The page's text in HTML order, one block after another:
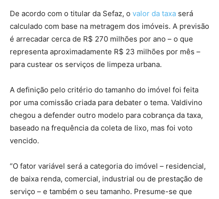
De acordo com o titular da Sefaz, o valor da taxa será
calculado com base na metragem dos imóveis. A previsão
é arrecadar cerca de R$ 270 milhões por ano – o que
representa aproximadamente R$ 23 milhões por mês –
para custear os serviços de limpeza urbana.
A definição pelo critério do tamanho do imóvel foi feita
por uma comissão criada para debater o tema. Valdivino
chegou a defender outro modelo para cobrança da taxa,
baseado na frequência da coleta de lixo, mas foi voto
vencido.
“O fator variável será a categoria do imóvel – residencial,
de baixa renda, comercial, industrial ou de prestação de
serviço – e também o seu tamanho. Presume-se que